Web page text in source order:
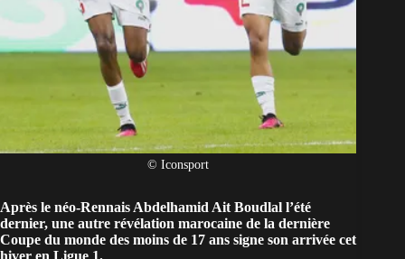
© Iconsport
Après le néo-Rennais Abdelhamid Ait Boudlal l’été
dernier, une autre révélation marocaine de la dernière
Coupe du monde des moins de 17 ans signe son arrivée cet